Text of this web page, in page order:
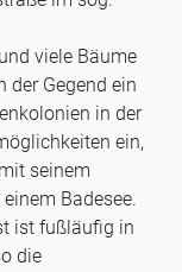
viele Bäume
der Gegend ein
in der
ein,
seinem
Badesee.
ist fußläufig in
die